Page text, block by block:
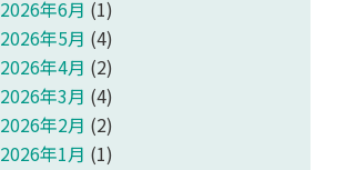
2026年6月 (1)
2026年5月 (4)
2026年4月 (2)
2026年3月 (4)
2026年2月 (2)
2026年1月 (1)